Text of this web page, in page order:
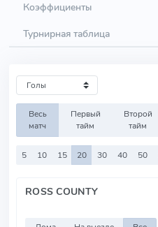
Коэффициенты
Турнирная таблица
Весь
матч
Первый
тайм
Второй
тайм
5 10 15 20 30 40 50
ROSS COUNTY